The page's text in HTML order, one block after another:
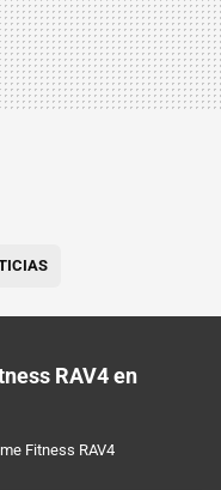
RAV4 en
Fitness RAV4